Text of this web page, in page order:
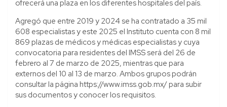
ofrecerá una plaza en los diferentes hospitales del país.
Agregó que entre 2019 y 2024 se ha contratado a 35 mil
608 especialistas y este 2025 el Instituto cuenta con 8 mil
869 plazas de médicos y médicas especialistas y cuya
convocatoria para residentes del IMSS será del 26 de
febrero al 7 de marzo de 2025, mientras que para
externos del 10 al 13 de marzo. Ambos grupos podrán
consultar la página https://www.imss.gob.mx/ para subir
sus documentos y conocer los requisitos.